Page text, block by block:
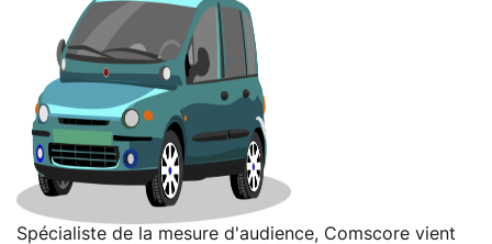
Spécialiste de la mesure d'audience, Comscore vient